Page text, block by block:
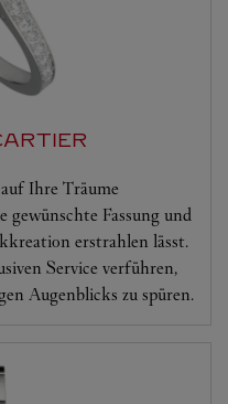
Ihre Träume
gewünschte Fassung und
erstrahlen lässt.
Service verführen,
Augenblicks zu spüren.